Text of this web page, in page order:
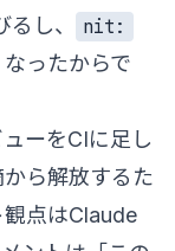
し、
nit:
ったからで
ーをCIに足し
ら解放するた
点はClaude